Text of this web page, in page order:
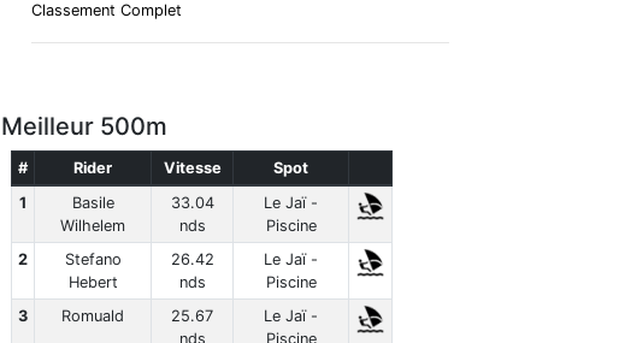
Classement Complet
Meilleur 500m
# Rider Vitesse
Spot
1
Basile
Wilhelem
33.04
nds
Le Jaï -
Piscine
2
Stefano
Hebert
26.42
nds
Le Jaï -
Piscine
3
Romuald
25.67
nds
Le Jaï -
Piscine